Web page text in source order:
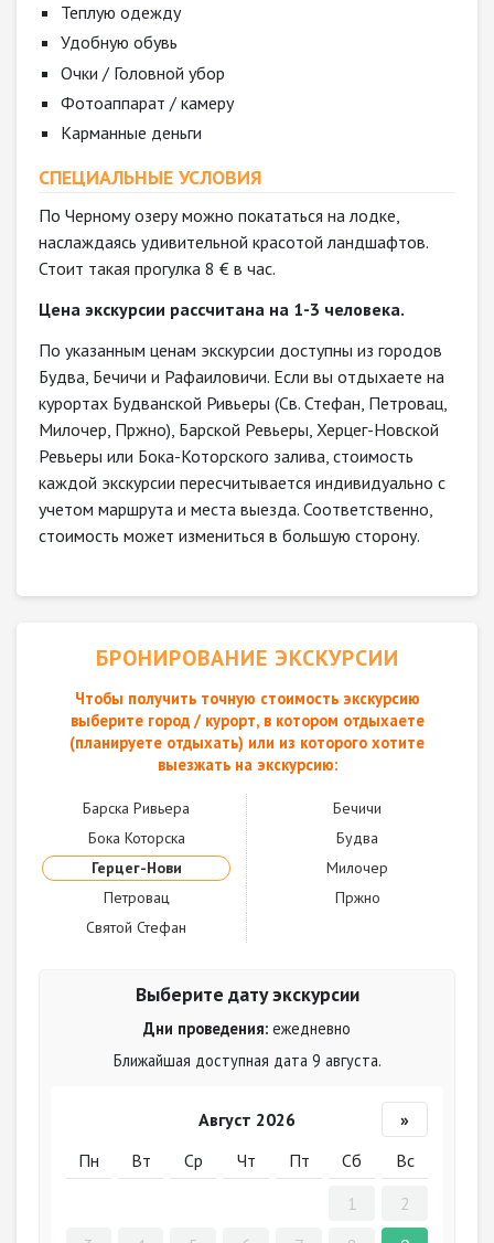
Теплую одежду
Удобную обувь
Очки / Головной убор
Фотоаппарат / камеру
Карманные деньги
СПЕЦИАЛЬНЫЕ УСЛОВИЯ
По Черному озеру можно покататься на лодке,
наслаждаясь удивительной красотой ландшафтов.
Стоит такая прогулка 8 € в час.
Цена экскурсии рассчитана на 1-3 человека.
По указанным ценам экскурсии доступны из городов
Будва, Бечичи и Рафаиловичи. Если вы отдыхаете на
курортах Будванской Ривьеры (Св. Стефан, Петровац,
Милочер, Пржно), Барской Ревьеры, Херцег-Новской
Ревьеры​ или Бока-Которского залива, стоимость
каждой экскурсии пересчитывается индивидуально с
учетом маршрута и места выезда. Соответственно,
стоимость может измениться в большую сторону.​
БРОНИРОВАНИЕ ЭКСКУРСИИ
Чтобы получить точную стоимость экскурсию
выберите город / курорт, в котором отдыхаете
(планируете отдыхать) или из которого хотите
выезжать на экскурсию:
Барска Ривьера
Бечичи
Бока Которска
Будва
Герцег-Нови
Милочер
Петровац
Пржно
Святой Стефан
Выберите дату экскурсии
Дни проведения: ежедневно
Ближайшая доступная дата 9 августа.
Август 2026
»
Пн
Вт Ср Чт Пт Сб
Вс
1
2